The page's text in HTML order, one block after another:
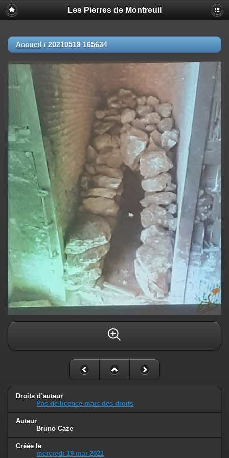
Les Pierres de Montreuil
Accueil / 20210519 165634
Droits d’auteur
Pas de licence mais des droits
Auteur
Bruno Caze
Créée le
mercredi 19 mai 2021